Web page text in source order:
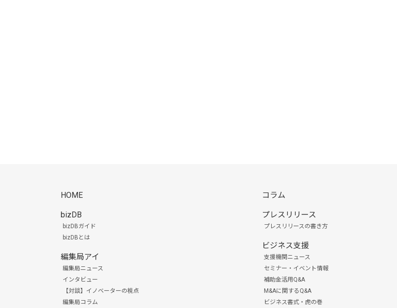
HOME
bizDB
bizDBガイド
bizDBとは
編集局アイ
編集局ニュース
インタビュー
【対談】イノベーターの視点
編集局コラム
コラム
プレスリリース
プレスリリースの書き方
ビジネス支援
支援機関ニュース
セミナー・イベント情報
補助金活用Q&A
M&Aに関するQ&A
ビジネス書式・虎の巻